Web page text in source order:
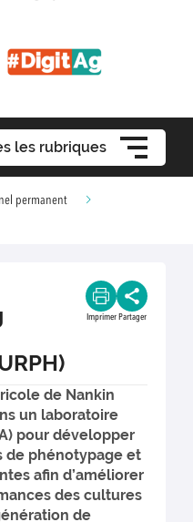
les rubriques
permanent
Imprimer Partager
de Nankin
un laboratoire
pour développer
de phénotypage et
afin d’améliorer
des cultures
de